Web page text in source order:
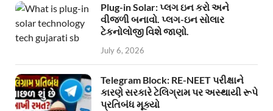
Plug-in Solar: પ્લગ ઇન કરો અને
વીજળી બનાવો. પ્લગ-ઇન સોલાર
ટેકનોલોજી વિશે જાણો.
July 6, 2026
Telegram Block: RE-NEET પરીક્ષાને
કારણે સરકારે ટેલિગ્રામ પર અસ્થાયી રૂપે
પ્રતિબંધ મૂક્યો